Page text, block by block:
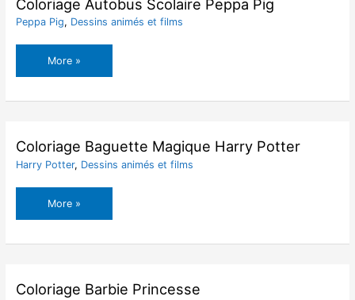
Coloriage Autobus Scolaire Peppa Pig
Peppa Pig, Dessins animés et films
Coloriage
Autobus
More »
Coloriage Baguette Magique Harry Potter
Harry Potter, Dessins animés et films
Coloriage
Baguette
More »
Coloriage Barbie Princesse